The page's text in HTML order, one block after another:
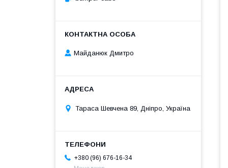
Майданюк Дмитро
Тараса Шевчена 89, Дніпро, Україна
+380 (96) 676-16-34